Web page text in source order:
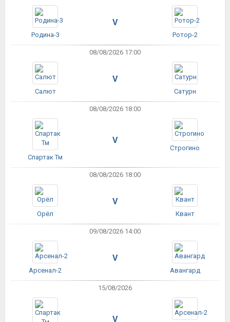
Родина-3
V
Ротор-2
08/08/2026 17:00
Салют
V
Сатурн
08/08/2026 18:00
Спартак Тм
V
Строгино
08/08/2026 18:00
Орёл
V
Квант
09/08/2026 14:00
Арсенал-2
V
Авангард
15/08/2026
V